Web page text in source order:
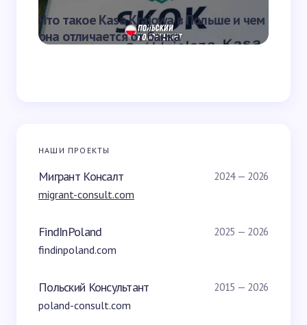
Что такое Kasa Krajowa в Польше и чем
она отличается от банка
НАШИ ПРОЕКТЫ
Мигрант Консалт 2024 — 2026
migrant-consult.com
FindInPoland 2025 — 2026
findinpoland.com
Польский Консультант 2015 — 2026
poland-consult.com